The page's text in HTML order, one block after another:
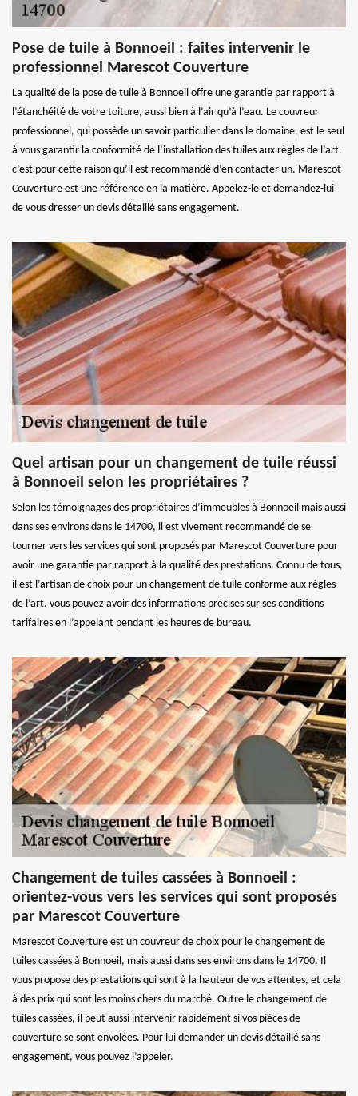
Pose de tuile à Bonnoeil : faites intervenir le
professionnel Marescot Couverture
La qualité de la pose de tuile à Bonnoeil offre une garantie par rapport à
l’étanchéité de votre toiture, aussi bien à l’air qu’à l’eau. Le couvreur
professionnel, qui possède un savoir particulier dans le domaine, est le seul
à vous garantir la conformité de l’installation des tuiles aux règles de l’art.
c’est pour cette raison qu’il est recommandé d’en contacter un. Marescot
Couverture est une référence en la matière. Appelez-le et demandez-lui
de vous dresser un devis détaillé sans engagement.
Quel artisan pour un changement de tuile réussi
à Bonnoeil selon les propriétaires ?
Selon les témoignages des propriétaires d’immeubles à Bonnoeil mais aussi
dans ses environs dans le 14700, il est vivement recommandé de se
tourner vers les services qui sont proposés par Marescot Couverture pour
avoir une garantie par rapport à la qualité des prestations. Connu de tous,
il est l’artisan de choix pour un changement de tuile conforme aux règles
de l’art. vous pouvez avoir des informations précises sur ses conditions
tarifaires en l’appelant pendant les heures de bureau.
Changement de tuiles cassées à Bonnoeil :
orientez-vous vers les services qui sont proposés
par Marescot Couverture
Marescot Couverture est un couvreur de choix pour le changement de
tuiles cassées à Bonnoeil, mais aussi dans ses environs dans le 14700. Il
vous propose des prestations qui sont à la hauteur de vos attentes, et cela
à des prix qui sont les moins chers du marché. Outre le changement de
tuiles cassées, il peut aussi intervenir rapidement si vos pièces de
couverture se sont envolées. Pour lui demander un devis détaillé sans
engagement, vous pouvez l’appeler.